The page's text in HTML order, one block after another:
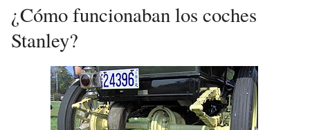
¿Cómo funcionaban los coches
Stanley?